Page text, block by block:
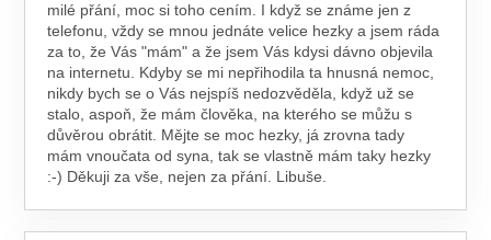
milé přání, moc si toho cením. I když se známe jen z
telefonu, vždy se mnou jednáte velice hezky a jsem ráda
za to, že Vás "mám" a že jsem Vás kdysi dávno objevila
na internetu. Kdyby se mi nepřihodila ta hnusná nemoc,
nikdy bych se o Vás nejspíš nedozvěděla, když už se
stalo, aspoň, že mám člověka, na kterého se můžu s
důvěrou obrátit. Mějte se moc hezky, já zrovna tady
mám vnoučata od syna, tak se vlastně mám taky hezky
:-) Děkuji za vše, nejen za přání. Libuše.